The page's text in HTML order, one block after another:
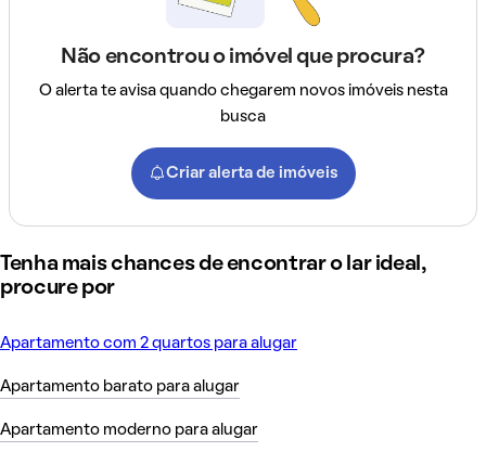
Não encontrou o imóvel que procura?
O alerta te avisa quando chegarem novos imóveis nesta
busca
Criar alerta de imóveis
Tenha mais chances de encontrar o lar ideal,
procure por
Apartamento com 2 quartos para alugar
Apartamento barato para alugar
Apartamento moderno para alugar